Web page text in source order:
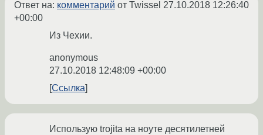
Ответ на: комментарий от Twissel 27.10.2018 12:26:40
+00:00
Из Чехии.
anonymous
27.10.2018 12:48:09 +00:00
Ссылка
Использую trojita на ноуте десятилетней